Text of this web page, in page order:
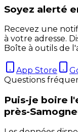
Soyez alerté
Recevez une
à votre adresse.
Boîte à outils de
App Store
Questions
Puis-je boire
près-